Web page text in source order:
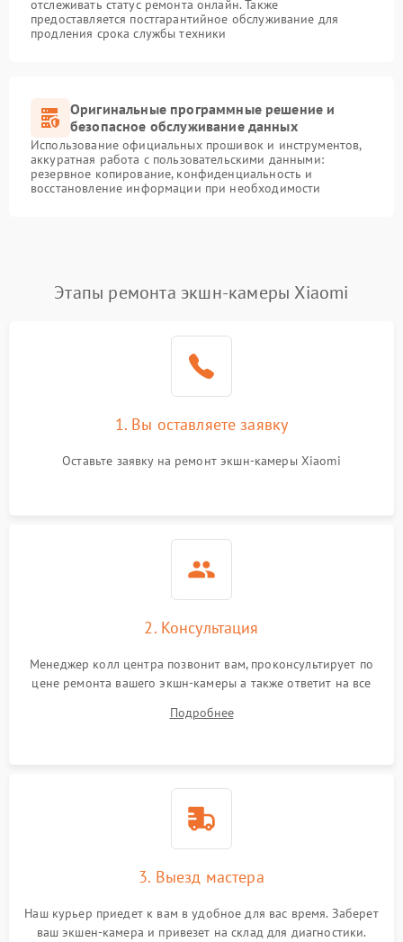
отслеживать статус ремонта онлайн. Также
предоставляется постгарантийное обслуживание для
продления срока службы техники
Оригинальные программные решение и
безопасное обслуживание данных
Использование официальных прошивок и инструментов,
аккуратная работа с пользовательскими данными:
резервное копирование, конфиденциальность и
восстановление информации при необходимости
Этапы ремонта экшн-камеры Xiaomi
1. Вы оставляете заявку
Оставьте заявку на ремонт экшн-камеры Xiaomi
2. Консультация
Менеджер колл центра позвонит вам, проконсультирует по
цене ремонта вашего экшн-камеры а также ответит на все
Подробнее
3. Выезд мастера
Наш курьер приедет к вам в удобное для вас время. Заберет
ваш экшен-камера и привезет на склад для диагностики.